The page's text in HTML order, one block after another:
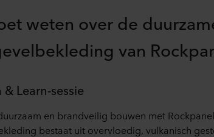
weten over de
van
& Learn-sessie
en brandveilig bouwen met Rockpanel
bestaat uit overvloedig, vulkanisch